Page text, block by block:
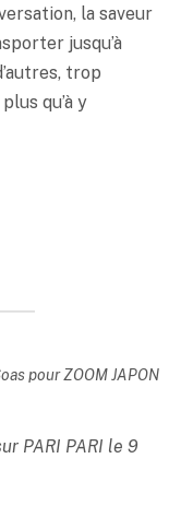
la saveur
jusqu’à
trop
qu’à y
pour ZOOM JAPON
PARI PARI le 9